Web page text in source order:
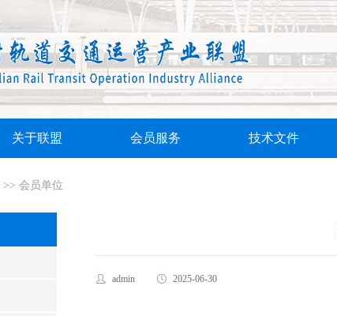
关于联盟 会员服务 技术文件
>> 会员单位
admin 2025-06-30